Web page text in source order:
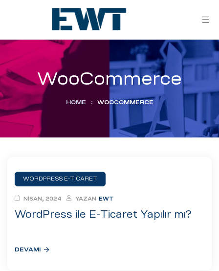
WooCommerce
HOME : WOOCOMMERCE
WORDPRESS E-TICARET
WordPress ile E-Ticaret Yapılır mı?
NISAN, 2024 YAZAN EWT
DEVAMI